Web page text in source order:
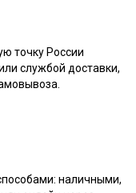
точку России
службой доставки,
наличными,